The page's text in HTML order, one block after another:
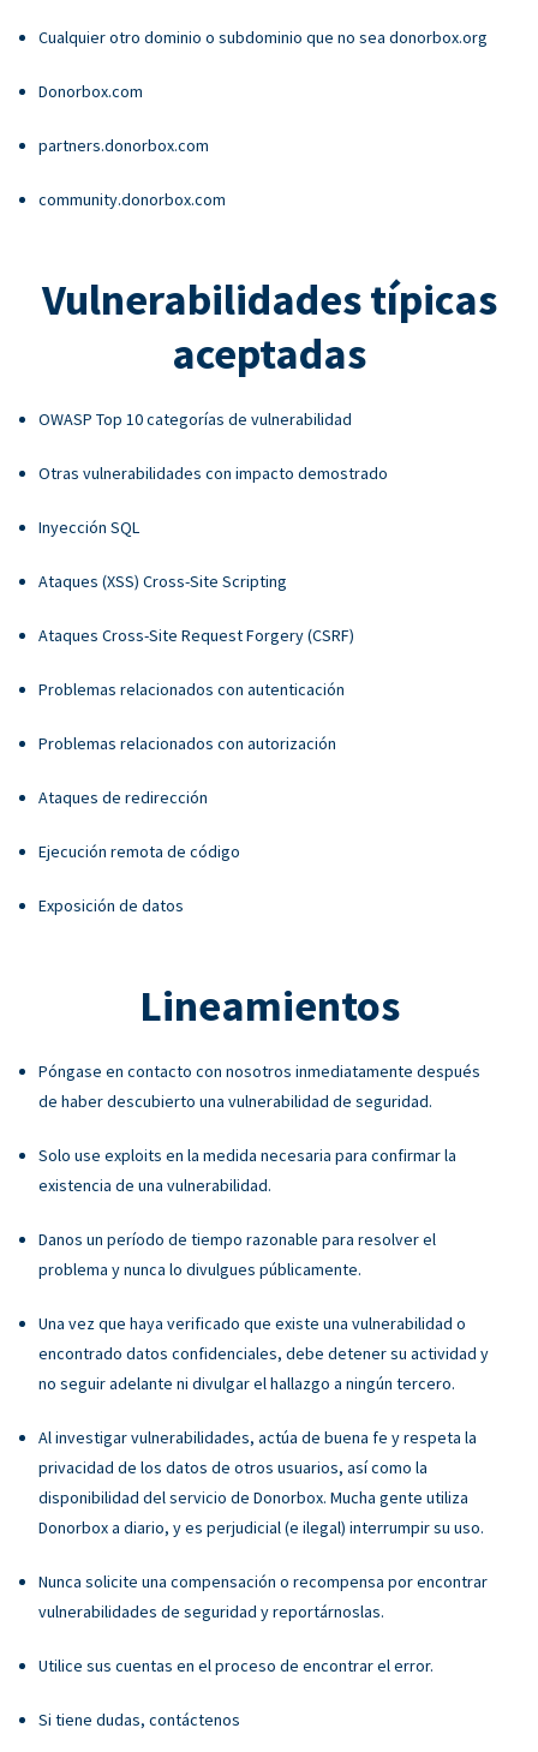
Cualquier otro dominio o subdominio que no sea donorbox.org
Donorbox.com
partners.donorbox.com
community.donorbox.com
Vulnerabilidades típicas
aceptadas
OWASP Top 10 categorías de vulnerabilidad
Otras vulnerabilidades con impacto demostrado
Inyección SQL
Ataques (XSS) Cross-Site Scripting
Ataques Cross-Site Request Forgery (CSRF)
Problemas relacionados con autenticación
Problemas relacionados con autorización
Ataques de redirección
Ejecución remota de código
Exposición de datos
Lineamientos
Póngase en contacto con nosotros inmediatamente después
de haber descubierto una vulnerabilidad de seguridad.
Solo use exploits en la medida necesaria para confirmar la
existencia de una vulnerabilidad.
Danos un período de tiempo razonable para resolver el
problema y nunca lo divulgues públicamente.
Una vez que haya verificado que existe una vulnerabilidad o
encontrado datos confidenciales, debe detener su actividad y
no seguir adelante ni divulgar el hallazgo a ningún tercero.
Al investigar vulnerabilidades, actúa de buena fe y respeta la
privacidad de los datos de otros usuarios, así como la
disponibilidad del servicio de Donorbox. Mucha gente utiliza
Donorbox a diario, y es perjudicial (e ilegal) interrumpir su uso.
Nunca solicite una compensación o recompensa por encontrar
vulnerabilidades de seguridad y reportárnoslas.
Utilice sus cuentas en el proceso de encontrar el error.
Si tiene dudas, contáctenos